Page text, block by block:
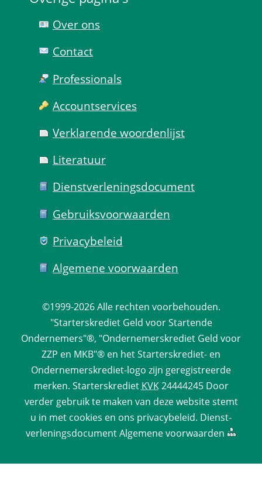
Over ons
Contact
Professionals
Account­services
Verklarende woorden­lijst
Literatuur
Dienst­verlenings­document
Gebruiks­voorwaarden
Privacy­beleid
Algemene voorwaarden
©1999-2026 Alle rechten voorbehouden.
"Starterskrediet Geld voor Startende
Ondernemers"®, "Ondernemerskrediet Geld voor
ZZP en MKB"® en het Starterskrediet- en
Ondernemerskrediet-logo zijn geregistreerde
merken. Starterskrediet KVK 24444245 Door
verder gebruik te maken van deze website stemt
u in met cookies en ons privacy­beleid. Dienst­
verlenings­documentAlgemene voorwaarden